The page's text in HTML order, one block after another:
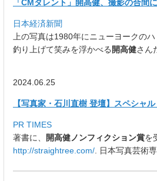
「CMタレント」開高健、撮影の合間
日本経済新聞
上の写真は1980年にニューヨークの
釣り上げて笑みを浮かべる 開高健さん
2024.06.25
【写真家・石川直樹 登壇】スペシャ
PR TIMES
著書に、
開高健ノンフィクション賞を
http://straightree.com/. 日本写真芸術